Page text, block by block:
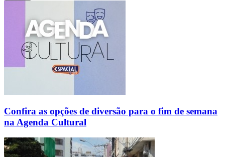
Confira as opções de diversão para o fim de semana
na Agenda Cultural